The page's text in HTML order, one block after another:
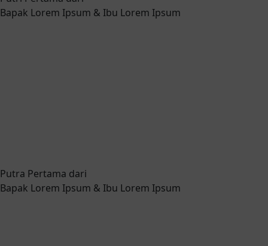
Bapak Lorem Ipsum & Ibu Lorem Ipsum
Putra Pertama dari
Bapak Lorem Ipsum & Ibu Lorem Ipsum